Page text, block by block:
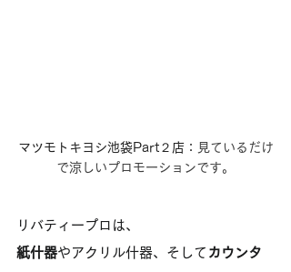
マツモトキヨシ池袋Part２店：見ているだけ
で涼しいプロモーションです。
リバティープロは、
紙什器やアクリル什器、そして カウンタ